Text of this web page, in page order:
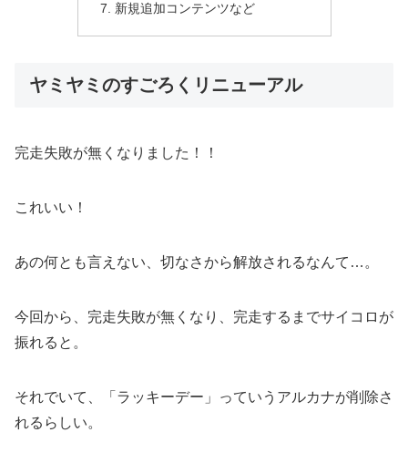
新規追加コンテンツなど
ヤミヤミのすごろくリニューアル
完走失敗が無くなりました！！
これいい！
あの何とも言えない、切なさから解放されるなんて…。
今回から、完走失敗が無くなり、完走するまでサイコロが
振れると。
それでいて、「ラッキーデー」っていうアルカナが削除さ
れるらしい。